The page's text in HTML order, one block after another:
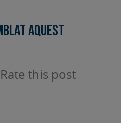
aquest
Rate this post